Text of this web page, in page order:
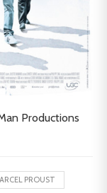
Productions
PROUST